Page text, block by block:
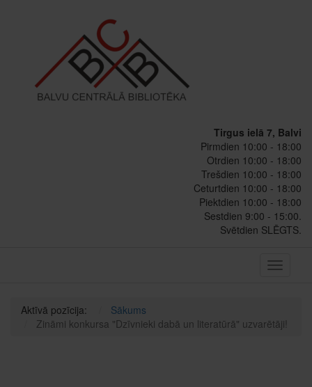
Tirgus ielā 7, Balvi
Pirmdien 10:00 - 18:00
Otrdien 10:00 - 18:00
Trešdien 10:00 - 18:00
Ceturtdien 10:00 - 18:00
Piektdien 10:00 - 18:00
Sestdien 9:00 - 15:00.
Svētdien SLĒGTS.
Toggle
Aktīvā pozīcija:
Sākums
Zināmi konkursa "Dzīvnieki dabā un literatūrā" uzvarētāji!